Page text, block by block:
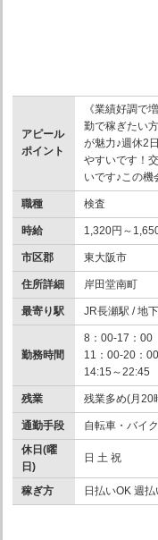
アピール
ポイント
《業績好調で
勤で稼ぎたい
が魅力♪週休2
やすいです！
いです♪この
職種 検査
時給 1,320円～
市区郡 東大阪市
住所詳細 岸田堂南町
最寄り駅 JR長瀬駅 / 地
勤務時間
8：00-17：00
11：00-20：00
14:15～22:45
残業 残業多め(月20
通勤手段
自転車・バイ
休日(曜
日)
日 土 祝
稼ぎ方 日払いOK 週